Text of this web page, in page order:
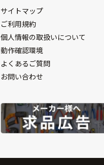
サイトマップ
ご利用規約
個人情報の取扱いについて
動作確認環境
よくあるご質問
お問い合わせ